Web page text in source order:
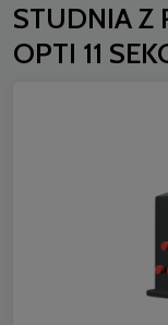
STUDNIA Z
OPTI 11